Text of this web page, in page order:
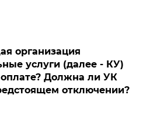
организация
услуги (далее - КУ)
Должна ли УК
отключении?